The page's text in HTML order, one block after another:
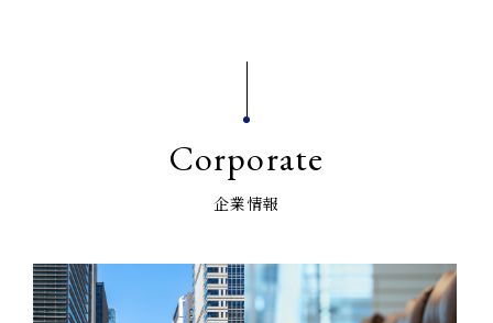
Corporate
企業情報